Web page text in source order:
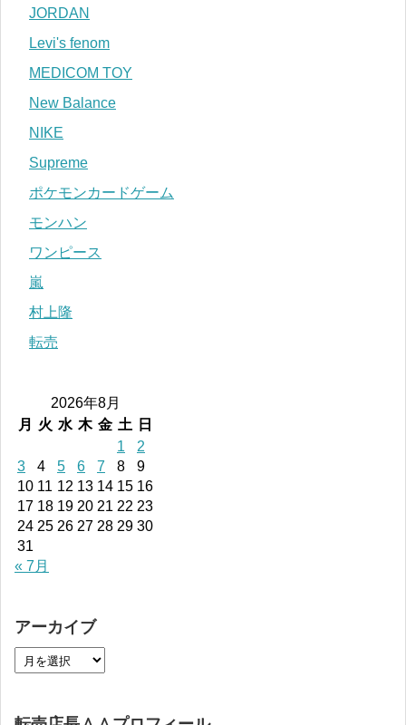
JORDAN
Levi's fenom
MEDICOM TOY
New Balance
NIKE
Supreme
ポケモンカードゲーム
モンハン
ワンピース
嵐
村上隆
転売
2026年8月
月
火 水 木 金 土
日
1
2
3
4 5 6 7 8
9
10 11 12 13 14 15 16
17 18 19 20 21 22 23
24 25 26 27 28 29 30
31
« 7月
アーカイブ